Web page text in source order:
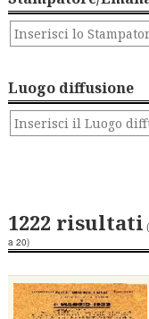
Luogo diffusione
1222 risultati
a 20)